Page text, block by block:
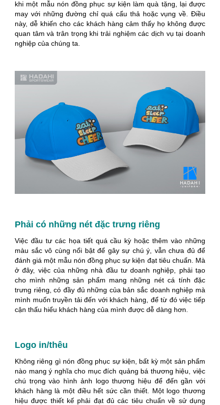
khi một mẫu nón đồng phục sự kiện làm quà tặng, lại được
may với những đường chỉ quá cẩu thả hoặc vụng về. Điều
này, dễ khiến cho các khách hàng cảm thấy họ không được
quan tâm và trân trọng khi trải nghiệm các dịch vụ tại doanh
nghiệp của chúng ta.
Phải có những nét đặc trưng riêng
Việc đầu tư các họa tiết quá cầu kỳ hoặc thêm vào những
màu sắc vô cùng nổi bật để gây sự chú ý, vẫn chưa đủ để
đánh giá một mẫu nón đồng phục sự kiện đạt tiêu chuẩn. Mà
ở đây, việc của những nhà đầu tư doanh nghiệp, phải tạo
cho mình những sản phẩm mang những nét cá tính đặc
trưng riêng, có đầy đủ những của bản sắc doanh nghiệp mà
mình muốn truyền tải đến với khách hàng, để từ đó việc tiếp
cận thấu hiểu khách hàng của mình được dễ dàng hơn.
Logo in/thêu
Không riêng gì nón đồng phục sự kiện, bất kỳ một sản phẩm
nào mang ý nghĩa cho mục đích quảng bá thương hiệu, việc
chú trọng vào hình ảnh logo thương hiệu để đến gần với
khách hàng là một điều hết sức cần thiết. Một logo thương
hiệu được thiết kế phải đạt đủ các tiêu chuẩn về sử dụng